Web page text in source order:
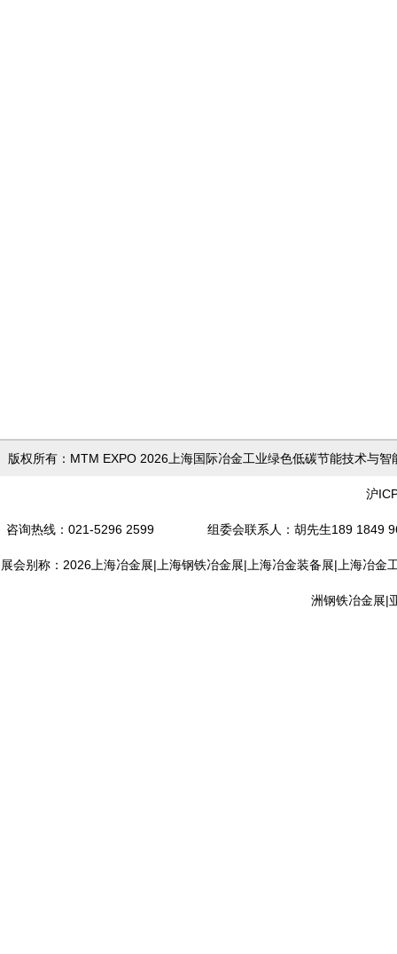
版权所有：MTM EXPO 2026上海国际冶金工业绿色低碳节
沪
咨询热线：021-5296 2599 组委会联系人 ：胡先生189
展会别称：2026上海冶金展|上海钢铁冶金展|上海冶金装备展|上海冶
洲钢铁冶金展|